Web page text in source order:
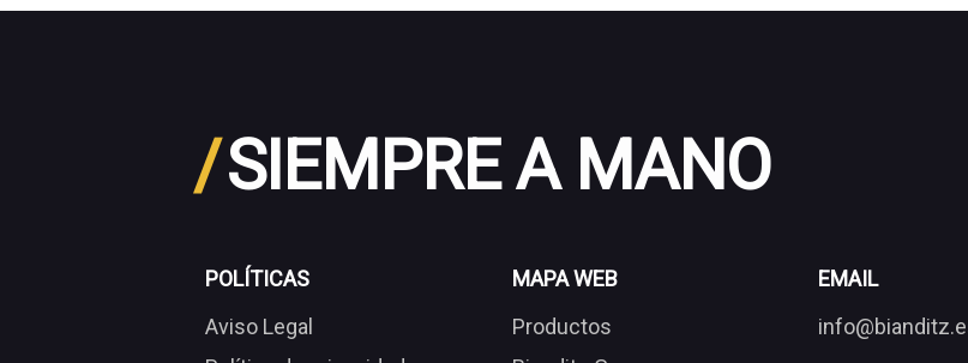
/SIEMPRE A MANO
POLÍTICAS
Aviso Legal
MAPA WEB
Productos
EMAIL